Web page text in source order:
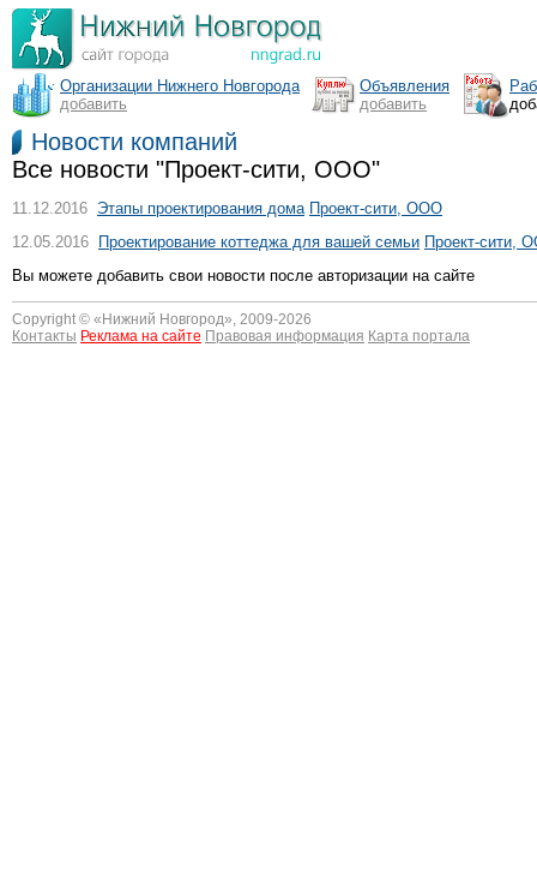
Организации Нижнего Новгорода
добавить
Объявления
добавить
Новости компаний
Все новости "Проект-сити, ООО"
11.12.2016 Этапы проектирования дома Проект-сити, ООО
12.05.2016
Проектирование коттеджа для вашей семьи Проект-сити,
Вы можете добавить свои новости после авторизации на сайте
Copyright © «Нижний Новгород», 2009-2026
Контакты Реклама на сайте Правовая информация Карта портала